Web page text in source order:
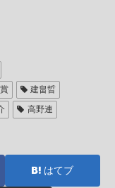
建畠晢
高野連
はてブ